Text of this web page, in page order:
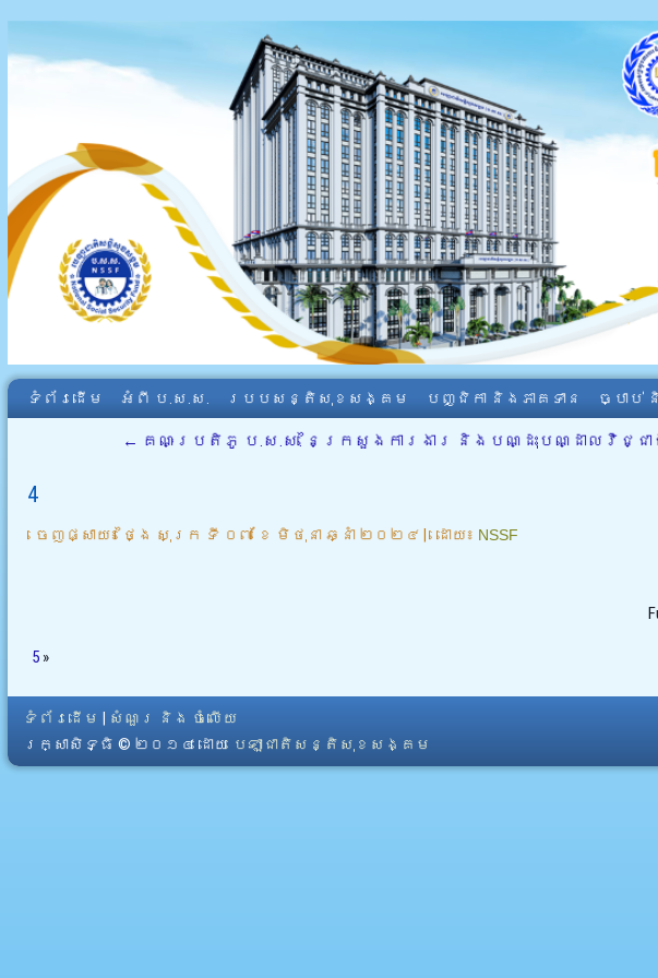
ទំព័រដើម អំពី​ ប.ស.ស. របបសន្តិសុខសង្គម បញ្ជិកា និងភាគទាន ច្បាប់
← គណៈប្រតិភូ ប.ស.ស. នៃក្រសួងការងារ និងបណ្ដុះបណ្ដាលវិជ្ជ
4
ចេញផ្សាយ៖ ថ្ងៃ សុក្រ ទី ០៧ ខែ មិថុនា ឆ្នាំ ២០២៤ | ដោយ៖ NSSF
5»
ទំព័រដើម
សំណួរ និង ចំលើយ
រក្សាសិទ្ធិ © ២០១៤ ដោយ​ បេឡាជាតិសន្តិសុខសង្គម